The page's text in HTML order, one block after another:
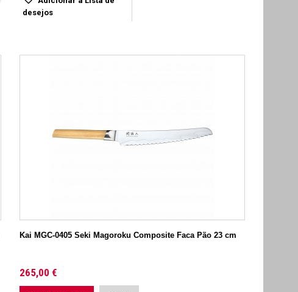
desejos
Kai MGC-0405 Seki Magoroku Composite Faca Pão 23 cm
265,00 €